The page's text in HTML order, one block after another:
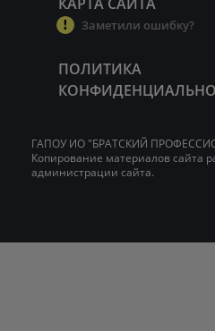
Заметили ошибку?
ПОЛИТИКА
ГАПОУ ИО "БРАТСКИЙ
Копирование материалов сайта
администрации сайта.